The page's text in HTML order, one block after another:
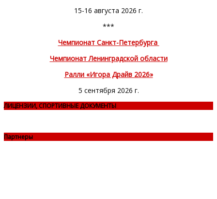
15-16 августа 2026 г.
***
Чемпионат Санкт-Петербурга
Чемпионат Ленинградской области
Ралли «Игора Драйв 2026»
5 сентября 2026 г.
ЛИЦЕНЗИИ, СПОРТИВНЫЕ ДОКУМЕНТЫ
Партнеры